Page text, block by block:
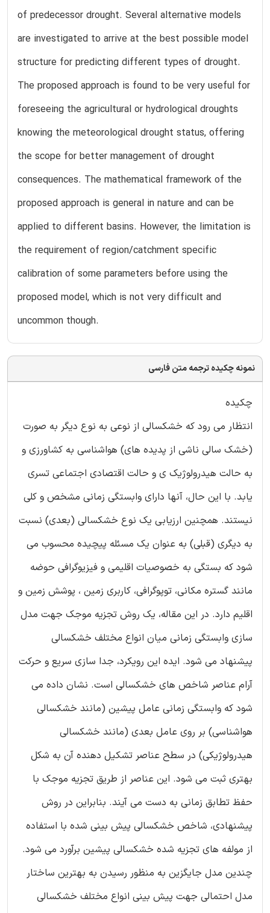
of predecessor drought. Several alternative models
are investigated to arrive at the best possible model
structure for predicting different types of drought.
The proposed approach is found to be very useful for
foreseeing the agricultural or hydrological droughts
knowing the meteorological drought status, offering
the scope for better management of drought
consequences. The mathematical framework of the
proposed approach is general in nature and can be
applied to different basins. However, the limitation is
the requirement of region/catchment specific
calibration of some parameters before using the
proposed model, which is not very difficult and
uncommon though.
نمونه چکیده ترجمه متن فارسی
چکیده
انتظار می رود که خشکسالی از نوعی به نوع دیگر به صورت
(خشک سالی ناشی از پدیده های) هواشناسی به کشاورزی و
به حالت هیدرولوژیک ی و حالت اقتصادی اجتماعی تسری
یابد. با این حال، آنها دارای وابستگی زمانی مشخص و کلی
نیستند. همچنین ارزیابی یک نوع خشکسالی (بعدی) نسبت
به دیگری (قبلی) به عنوان یک مسئله پیچیده محسوب می
شود که بستگی به خصوصیات اقلیمی و فیزیوگرافی حوضه
مانند گستره مکانی، توپوگرافی، کاربری زمین ، پوشش زمین و
اقلیم دارد. در این مقاله، یک روش تجزیه موجک جهت مدل
سازی وابستگی زمانی میان انواع مختلف خشکسالی
پیشنهاد می شود. ایده این رویکرد، جدا سازی سریع و حرکت
آرام عناصر شاخص های خشکسالی است. نشان داده می
شود که وابستگی زمانی عامل پیشین (مانند خشکسالی
هواشناسی) بر روی عامل بعدی (مانند خشکسالی
هیدرولوژیکی) در سطح عناصر تشکیل دهنده آن به شکل
بهتری ثبت می شود. این عناصر از طریق تجزیه موجک با
حفظ تطابق زمانی به دست می آیند. بنابراین در روش
پیشنهادی، شاخص خشکسالی پیش بینی شده با استفاده
از مولفه های تجزیه شده خشکسالی پیشین برآورد می شود.
چندین مدل جایگزین به منظور رسیدن به بهترین ساختار
مدل احتمالی جهت پیش بینی انواع مختلف خشکسالی